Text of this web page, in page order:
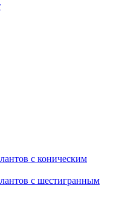
с коническим
с шестигранным